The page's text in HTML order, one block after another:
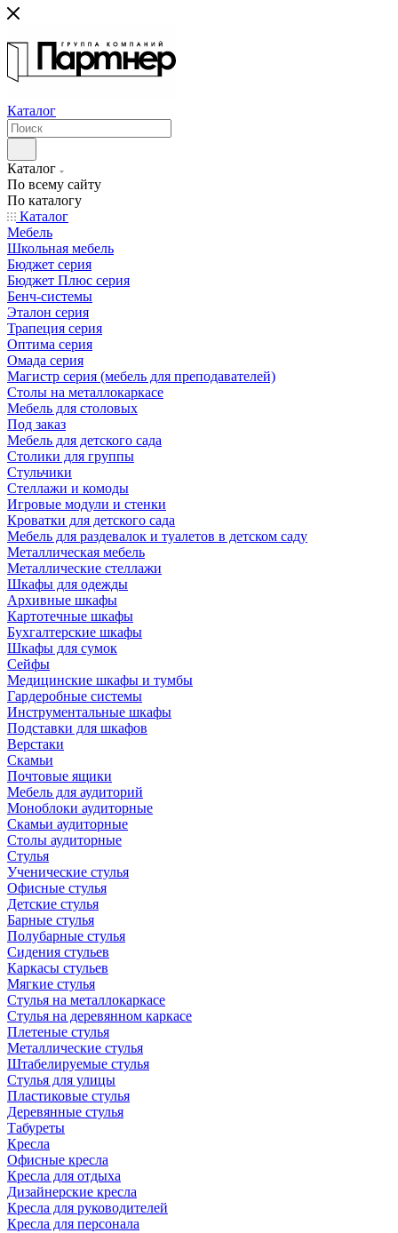
Каталог
Каталог
По всему сайту
По каталогу
Каталог
Мебель
Школьная мебель
Бюджет серия
Бюджет Плюс серия
Бенч-системы
Эталон серия
Трапеция серия
Оптима серия
Омада серия
Магистр серия (мебель для преподавателей)
Столы на металлокаркасе
Мебель для столовых
Под заказ
Мебель для детского сада
Столики для группы
Стульчики
Стеллажи и комоды
Игровые модули и стенки
Кроватки для детского сада
Мебель для раздевалок и туалетов в детском саду
Металлическая мебель
Металлические стеллажи
Шкафы для одежды
Архивные шкафы
Картотечные шкафы
Бухгалтерские шкафы
Шкафы для сумок
Сейфы
Медицинские шкафы и тумбы
Гардеробные системы
Инструментальные шкафы
Подставки для шкафов
Верстаки
Скамьи
Почтовые ящики
Мебель для аудиторий
Моноблоки аудиторные
Скамьи аудиторные
Столы аудиторные
Стулья
Ученические стулья
Офисные стулья
Детские стулья
Барные стулья
Полубарные стулья
Сидения стульев
Каркасы стульев
Мягкие стулья
Стулья на металлокаркасе
Стулья на деревянном каркасе
Плетеные стулья
Металлические стулья
Штабелируемые стулья
Стулья для улицы
Пластиковые стулья
Деревянные стулья
Табуреты
Кресла
Офисные кресла
Кресла для отдыха
Дизайнерские кресла
Кресла для руководителей
Кресла для персонала